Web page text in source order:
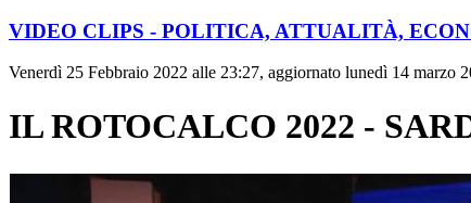
VIDEO CLIPS - POLITICA, ATTUALITÀ,
Venerdì 25 Febbraio 2022 alle 23:27, aggiornato lunedì 14 marzo
IL ROTOCALCO 2022 -